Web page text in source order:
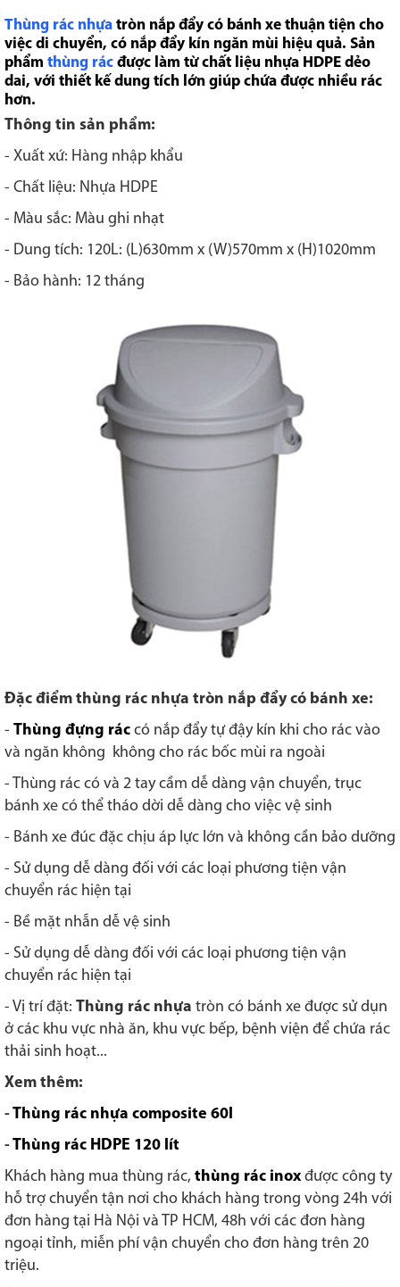
Thùng rác nhựa tròn nắp đẩy có bánh xe thuận tiện cho
việc di chuyển, có nắp đẩy kín ngăn mùi hiệu quả. Sản
phẩm thùng rác được làm từ chất liệu nhựa HDPE dẻo
dai, với thiết kế dung tích lớn giúp chứa được nhiều rác
hơn.
Thông tin sản phẩm:
- Xuất xứ: Hàng nhập khẩu
- Chất liệu: Nhựa HDPE
- Màu sắc: Màu ghi nhạt
- Dung tích: 120L: (L)630mm x (W)570mm x (H)1020mm
- Bảo hành: 12 tháng
Đặc điểm thùng rác nhựa tròn nắp đẩy có bánh xe:
- Thùng đựng rác có nắp đẩy tự đậy kín khi cho rác vào
và ngăn không không cho rác bốc mùi ra ngoài
- Thùng rác có và 2 tay cầm dễ dàng vận chuyển, trục
bánh xe có thể tháo dời dễ dàng cho việc vệ sinh
- Bánh xe đúc đặc chịu áp lực lớn và không cần bảo dưỡng
- Sử dụng dễ dàng đối với các loại phương tiện vận
chuyển rác hiện tại
- Bề mặt nhẵn dễ vệ sinh
- Sử dụng dễ dàng đối với các loại phương tiện vận
chuyển rác hiện tại
- Vị trí đặt: Thùng rác nhựa tròn có bánh xe được sử dụn
ở các khu vực nhà ăn, khu vực bếp, bệnh viện để chứa rác
thải sinh hoạt...
Xem thêm:
-Thùng rác nhựa composite 60l
-Thùng rác HDPE 120 lít
Khách hàng mua thùng rác, thùng rác inox được công ty
hỗ trợ chuyển tận nơi cho khách hàng trong vòng 24h với
đơn hàng tại Hà Nội và TP HCM, 48h với các đơn hàng
ngoại tỉnh, miễn phí vận chuyển cho đơn hàng trên 20
triệu.